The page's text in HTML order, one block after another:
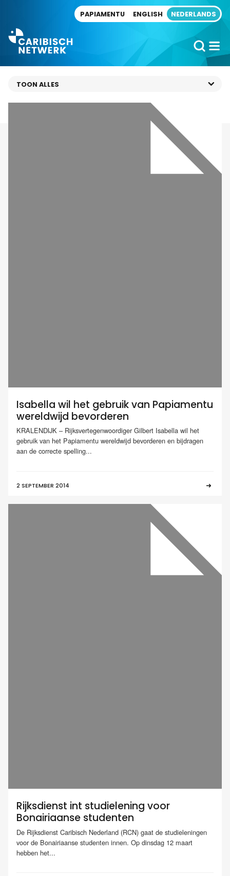
PAPIAMENTU ENGLISH NEDERLANDS
Isabella wil het gebruik van Papiamentu
wereldwijd bevorderen
KRALENDIJK – Rijksvertegenwoordiger Gilbert Isabella wil het
gebruik van het Papiamentu wereldwijd bevorderen en bijdragen
aan de correcte spelling...
2 SEPTEMBER 2014
Rijksdienst int studielening voor
Bonairiaanse studenten
De Rijksdienst Caribisch Nederland (RCN) gaat de studieleningen
voor de Bonairiaanse studenten innen. Op dinsdag 12 maart
hebben het...